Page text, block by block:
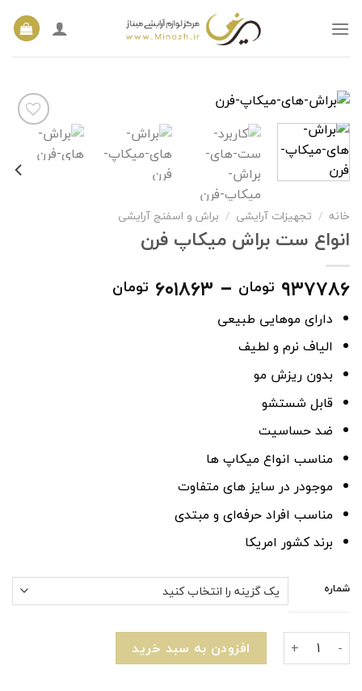
افزودن
خانه / تجهیزات آرایشی / براش و اسفنج آرایشی
انواع ست براش میکاپ فرن
۹۳۷۷۸۶ تومان – ۶۰۱۸۶۳ تومان
دارای موهایی طبیعی
الیاف نرم و لطیف
بدون ریزش مو
قابل شستشو
ضد حساسیت
مناسب انواع میکاپ ها
موجودر در سایز های متفاوت
مناسب افراد حرفه‌ای و مبتدی
برند کشور امریکا
شماره
انواع ست براش میکاپ فرن عددافزودن به سبد خرید